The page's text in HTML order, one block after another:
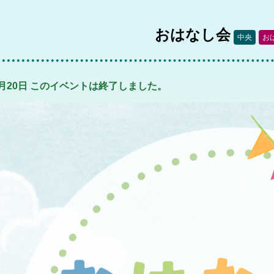
おはなし会 中央 お
20日 このイベントは終了しました。